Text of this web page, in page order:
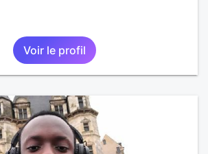
Voir le profil